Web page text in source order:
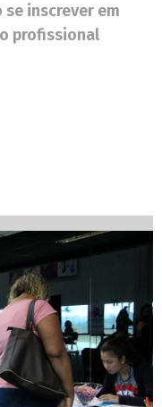
inscrever em
profissional